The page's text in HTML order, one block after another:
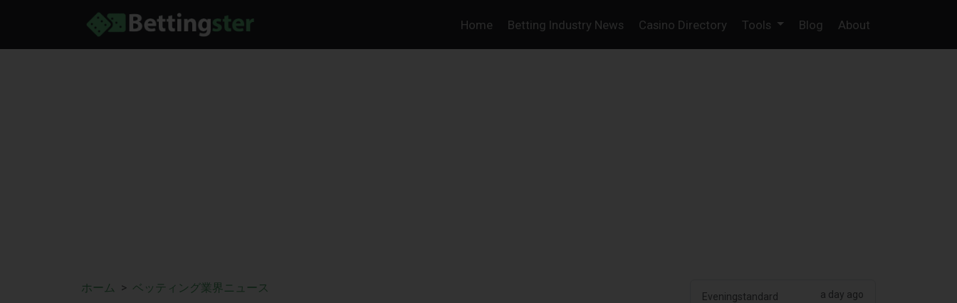
Home Betting Industry News Casino Directory Tools Blog About
ホーム ベッティング業界ニュース
Eveningstandard a day ago